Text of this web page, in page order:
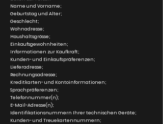
Name und Vorname;
Geburtstag und Alter;
Geschlecht;
Wohnadresse;
Haushaltsgrösse;
Einkaufsgewohnheiten;
Informationen zur Kaufkraft;
Kunden- und Einkaufspräferenzen;
Lieferadresse;
Rechnungsadresse;
Kreditkarten- und Kontoinformationen;
Sprachpräferenzen;
Telefonnummer(n);
E-Mail-Adresse(n);
Identifikationsnummern Ihrer technischen Geräte;
Kunden- und Treuekartennummern;